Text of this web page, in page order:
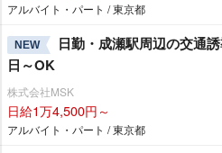
アルバイト・パート / 東京都
NEW
日勤・成瀬駅周辺の交通
日～OK
株式会社MSK
日給1万4,500円～
アルバイト・パート / 東京都